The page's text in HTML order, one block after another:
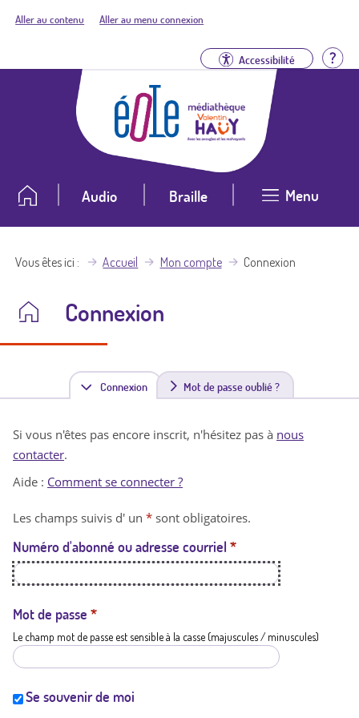
Aller au contenu Aller au menu connexion
Accessibilité
Audio Braille Menu
Vous êtes ici Accueil Mon compte Connexion
Connexion
Connexion(
n
t
a
t
i
Mot de passe oublié ?
Si vous n'êtes pas encore inscrit, n'hésitez pas à nous
contacter.
Aide : Comment se connecter ?
Les champs suivis d' un * sont obligatoires.
Numéro d'abonné ou adresse courriel *
Mot de passe *
Le champ mot de passe est sensible à la casse (majuscules / minuscules)
Se souvenir de moi